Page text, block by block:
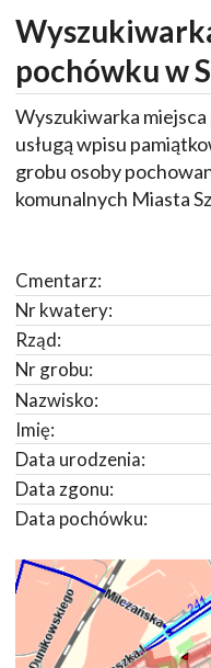
pochówku w
Wyszukiwarka
usługą wpisu
grobu osoby
komunalnych Miasta
Cmentarz:
Nr kwatery:
Rząd:
Nr grobu:
Nazwisko:
Imię:
Data urodzenia:
Data zgonu:
Data pochówku: